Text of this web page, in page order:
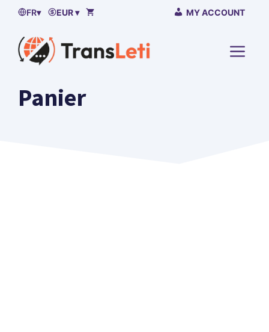
Passer
contenu
FR▾ EUR ▾ MY ACCOUNT
MENU
Panier